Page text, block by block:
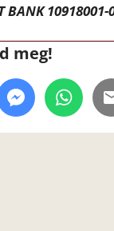
10918001-
meg!